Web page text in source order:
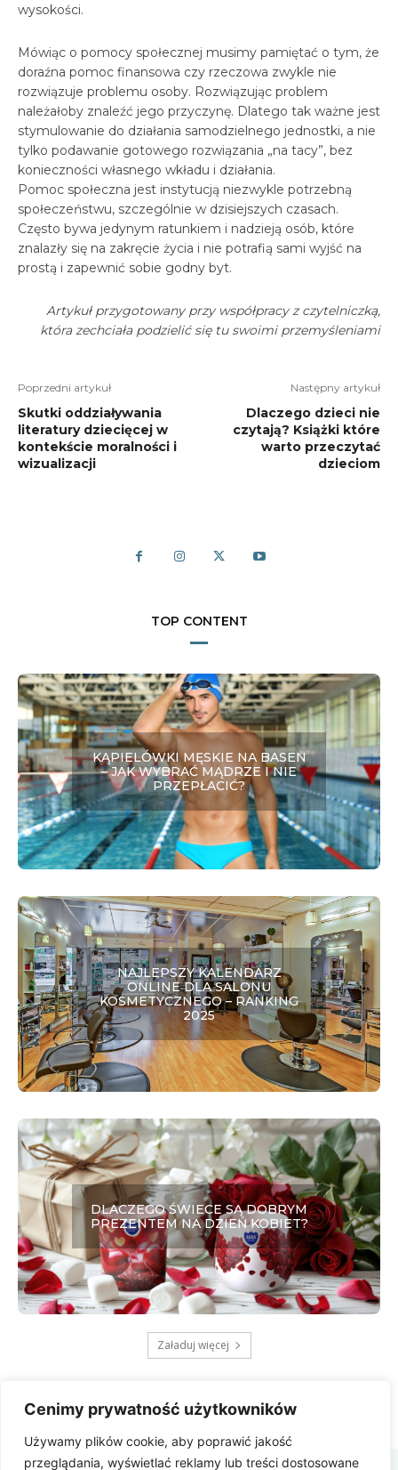
Cenimy prywatność użytkowników
Używamy plików cookie, aby poprawić jakość
przeglądania, wyświetlać reklamy lub treści dostosowane
wysokości.
Mówiąc o pomocy społecznej musimy pamiętać o tym, że
doraźna pomoc finansowa czy rzeczowa zwykle nie
rozwiązuje problemu osoby. Rozwiązując problem
należałoby znaleźć jego przyczynę. Dlatego tak ważne jest
stymulowanie do działania samodzielnego jednostki, a nie
tylko podawanie gotowego rozwiązania „na tacy”, bez
konieczności własnego wkładu i działania.
Pomoc społeczna jest instytucją niezwykle potrzebną
społeczeństwu, szczególnie w dzisiejszych czasach.
Często bywa jedynym ratunkiem i nadzieją osób, które
znalazły się na zakręcie życia i nie potrafią sami wyjść na
prostą i zapewnić sobie godny byt.
Artykuł przygotowany przy współpracy z czytelniczką,
która zechciała podzielić się tu swoimi przemyśleniami
Poprzedni artykuł
Skutki oddziaływania
literatury dziecięcej w
kontekście moralności i
wizualizacji
Następny artykuł
Dlaczego dzieci nie
czytają? Książki które
warto przeczytać
dzieciom
TOP CONTENT
KĄPIELÓWKI MĘSKIE NA BASEN
– JAK WYBRAĆ MĄDRZE I NIE
PRZEPŁACIĆ?
NAJLEPSZY KALENDARZ
ONLINE DLA SALONU
KOSMETYCZNEGO – RANKING
2025
DLACZEGO ŚWIECE SĄ DOBRYM
PREZENTEM NA DZIEŃ KOBIET?
Załaduj więcej
Zbygniew